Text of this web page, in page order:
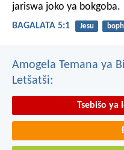
jariswa joko ya bokgoba.
BAGALATA 5:1 Jesu
Amogela Temana ya
Letšatši:
Tsebišo ya